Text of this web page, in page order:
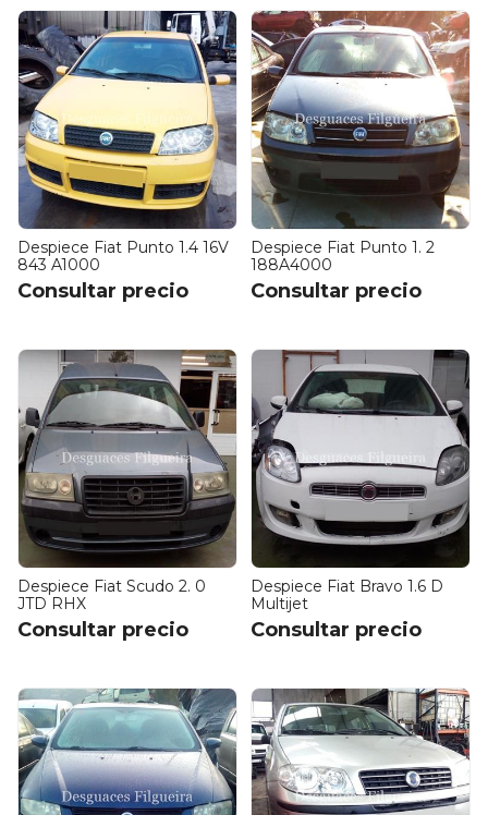
Despiece Fiat Punto 1.4 16V
843 A1000
Consultar precio
Despiece Fiat Punto 1. 2
188A4000
Consultar precio
Despiece Fiat Scudo 2. 0
JTD RHX
Consultar precio
Despiece Fiat Bravo 1.6 D
Multijet
Consultar precio